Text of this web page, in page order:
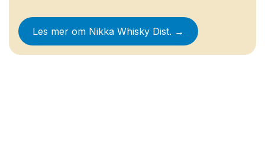
Les mer om Nikka Whisky Dist. →